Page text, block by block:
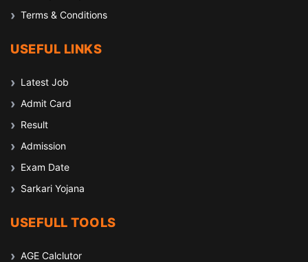
Terms & Conditions
USEFUL LINKS
Latest Job
Admit Card
Result
Admission
Exam Date
Sarkari Yojana
USEFULL TOOLS
AGE Calclutor